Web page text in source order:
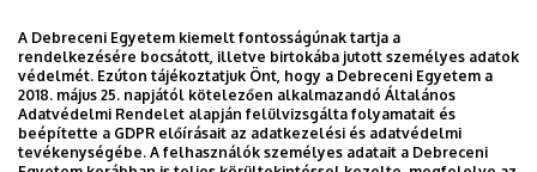
A Debreceni Egyetem kiemelt fontosságúnak tartja a
rendelkezésére bocsátott, illetve birtokába jutott személyes adatok
védelmét. Ezúton tájékoztatjuk Önt, hogy a Debreceni Egyetem a
2018. május 25. napjától kötelezően alkalmazandó Általános
Adatvédelmi Rendelet alapján felülvizsgálta folyamatait és
beépítette a GDPR előírásait az adatkezelési és adatvédelmi
tevékenységébe. A felhasználók személyes adatait a Debreceni